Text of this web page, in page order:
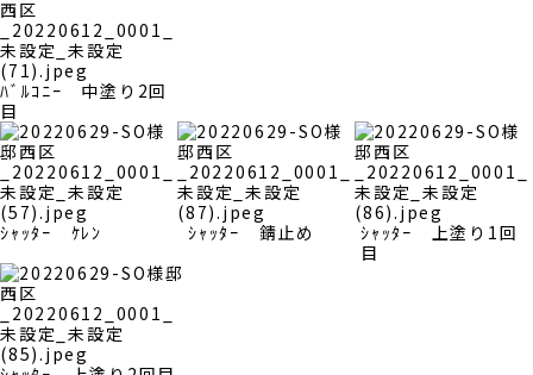
ﾊﾞﾙｺﾆｰ 中塗り2回
目
ｼｬｯﾀｰ ｹﾚﾝ ｼｬｯﾀｰ 錆止め
ｼｬｯﾀｰ 上塗り1回
目